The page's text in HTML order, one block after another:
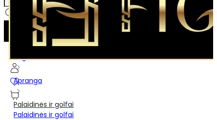
Pagrindinis
Apranga
Palaidinės ir golfai
Palaidinės ir golfai